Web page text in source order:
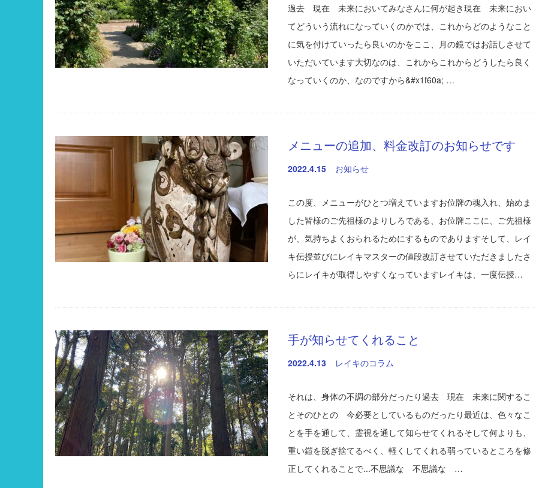
過去 現在 未来においてみなさんに何が起き現在 未来におい
てどういう流れになっていくのかでは、これからどのようなこと
に気を付けていったら良いのかをここ、月の鏡ではお話しさせて
いただいています大切なのは、これからこれからどうしたら良く
なっていくのか、なのですから&#x1f60a; …
メニューの追加、料金改訂のお知らせです
2022.4.15 お知らせ
この度、メニューがひとつ増えていますお位牌の魂入れ、始めま
した皆様のご先祖様のよりしろである、お位牌ここに、ご先祖様
が、気持ちよくおられるためにするものでありますそして、レイ
キ伝授並びにレイキマスターの値段改訂させていただきましたさ
らにレイキが取得しやすくなっていますレイキは、一度伝授…
手が知らせてくれること
2022.4.13 レイキのコラム
それは、身体の不調の部分だったり過去 現在 未来に関するこ
とそのひとの 今必要としているものだったり最近は、色々なこ
とを手を通して、霊視を通して知らせてくれるそして何よりも、
重い鎧を脱ぎ捨てるべく、軽くしてくれる弱っているところを修
正してくれることで...不思議な 不思議な …